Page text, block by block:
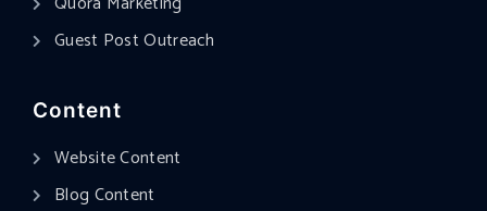
Guest Post Outreach
Content
Website Content
Blog Content